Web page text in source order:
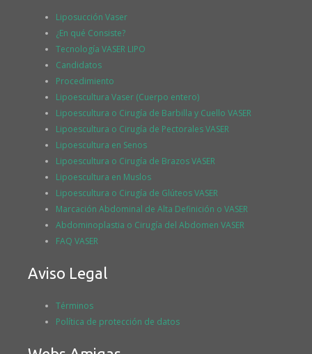
Liposucción Vaser
¿En qué Consiste?
Tecnología VASER LIPO
Candidatos
Procedimiento
Lipoescultura Vaser (Cuerpo entero)
Lipoescultura o Cirugía de Barbilla y Cuello VASER
Lipoescultura o Cirugía de Pectorales VASER
Lipoescultura en Senos
Lipoescultura o Cirugía de Brazos VASER
Lipoescultura en Muslos
Lipoescultura o Cirugía de Glúteos VASER
Marcación Abdominal de Alta Definición o VASER
Abdominoplastia o Cirugía del Abdomen VASER
FAQ VASER
Aviso Legal
Términos
Política de protección de datos